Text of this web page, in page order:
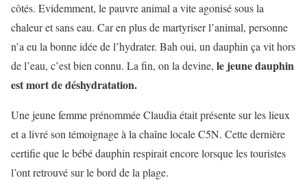
côtés. Evidemment, le pauvre animal a vite agonisé sous la
chaleur et sans eau. Car en plus de martyriser l’animal, personne
n’a eu la bonne idée de l’hydrater. Bah oui, un dauphin ça vit hors
de l’eau, c’est bien connu. La fin, on la devine, le jeune dauphin
est mort de déshydratation.
Une jeune femme prénommée Claudia était présente sur les lieux
et a livré son témoignage à la chaîne locale C5N. Cette dernière
certifie que le bébé dauphin respirait encore lorsque les touristes
l’ont retrouvé sur le bord de la plage.